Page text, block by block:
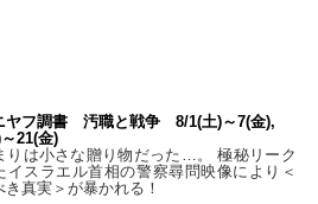
ヤフ調書 汚職と戦争 8/1(土)～7(金),
21(金)
りは小さな贈り物だった…。 極秘リーク
イスラエル首相の警察尋問映像により＜
き真実＞が暴かれる！